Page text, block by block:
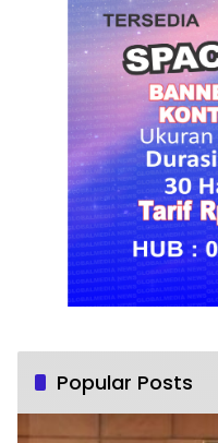
Popular Posts